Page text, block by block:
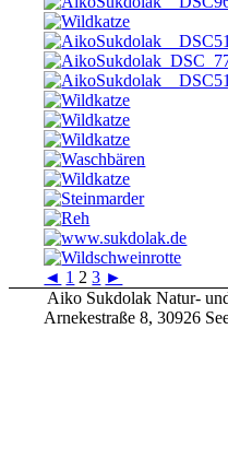
◄ 1 2 3 ►
Aiko Sukdolak Natur-
Arnekestraße 8, 30926